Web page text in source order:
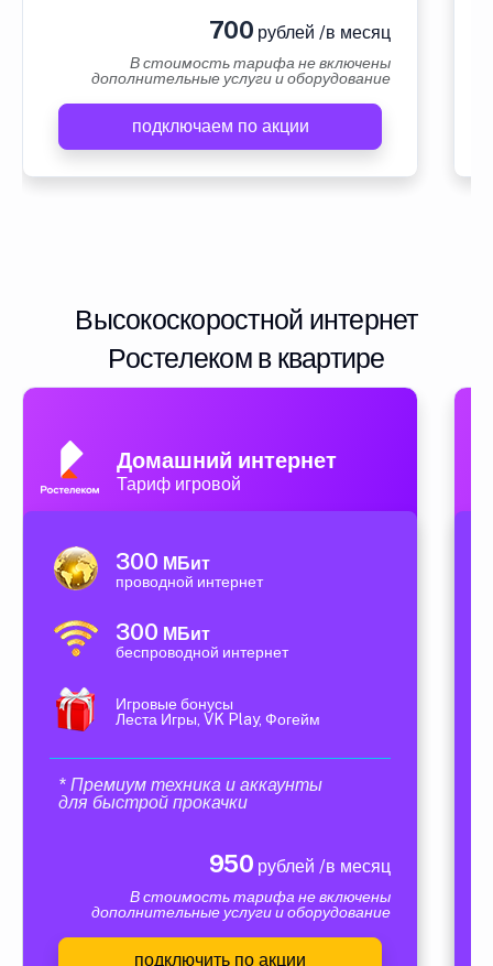
700 рублей /в месяц
В стоимость тарифа не включены
дополнительные услуги и оборудование
подключаем по акции
Высокоскоростной интернет
Ростелеком в квартире
Домашний интернет
Тариф игровой
300 МБит
проводной интернет
300 МБит
беспроводной интернет
Игровые бонусы
Леста Игры, VK Play, Фогейм
* Премиум техника и аккаунты
для быстрой прокачки
950 рублей /в месяц
В стоимость тарифа не включены
дополнительные услуги и оборудование
подключить по акции